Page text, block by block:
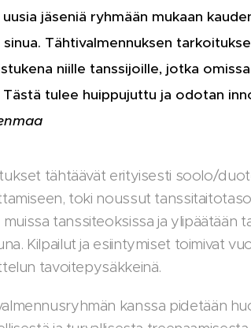
jäseniä ryhmään mukaan
sinua. Tähtivalmennuksen
niille tanssijoille, jotka
Tästä tulee huippujuttu ja odotan
tähtäävät erityisesti soolo/
toki noussut
tanssiteoksissa ja ylipäätään
Kilpailut ja esiintymiset toimivat
tavoitepysäkkeinä.
kanssa pidetään